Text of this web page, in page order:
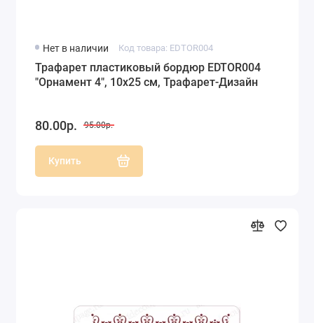
Нет в наличии Код товара: EDTOR004
Трафарет пластиковый бордюр EDTOR004
"Орнамент 4", 10х25 см, Трафарет-Дизайн
80.00р. 95.00р.
Купить